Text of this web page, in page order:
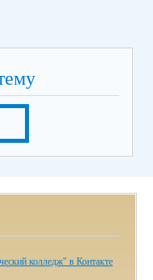
колледж" в Контакте